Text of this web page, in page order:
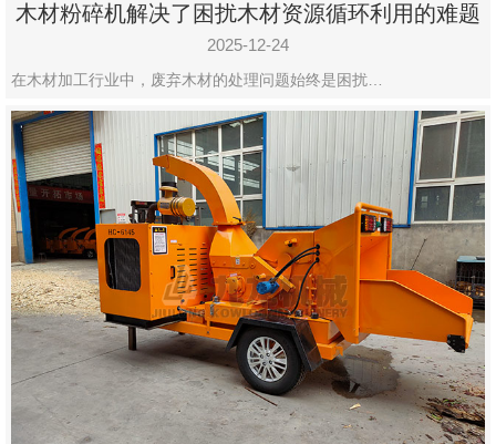
木材粉碎机解决了困扰木材资源循环利用的难题
2025-12-24
在木材加工行业中，废弃木材的处理问题始终是困扰…